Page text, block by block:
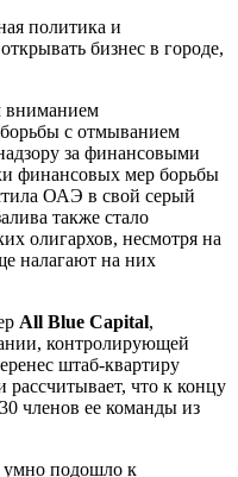
политика и
бизнес в городе,
вниманием
с отмыванием
за финансовыми
финансовых мер борьбы
ОАЭ в свой серый
также стало
олигархов, несмотря на
налагают на них
All Blue Capital,
контролирующей
штаб-квартиру
что к концу
членов ее команды из
умно подошло к